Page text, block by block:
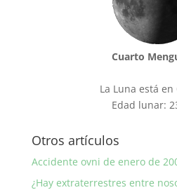
Cuarto
La Luna está en
Edad lunar:
Otros artículos
Accidente ovni de enero de
¿Hay extraterrestres entre